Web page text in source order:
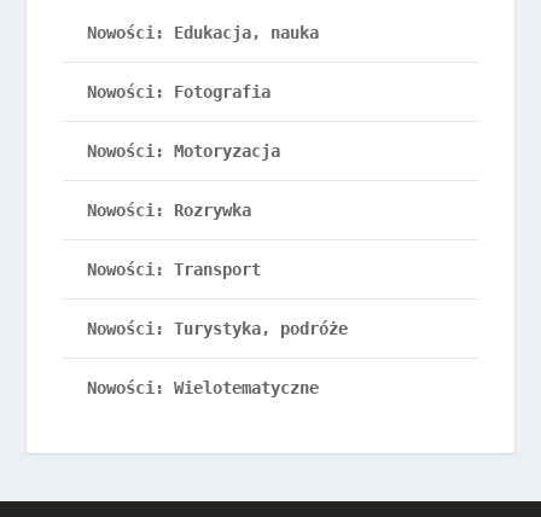
Nowości: Edukacja, nauka
Nowości: Fotografia
Nowości: Motoryzacja
Nowości: Rozrywka
Nowości: Transport
Nowości: Turystyka, podróże
Nowości: Wielotematyczne